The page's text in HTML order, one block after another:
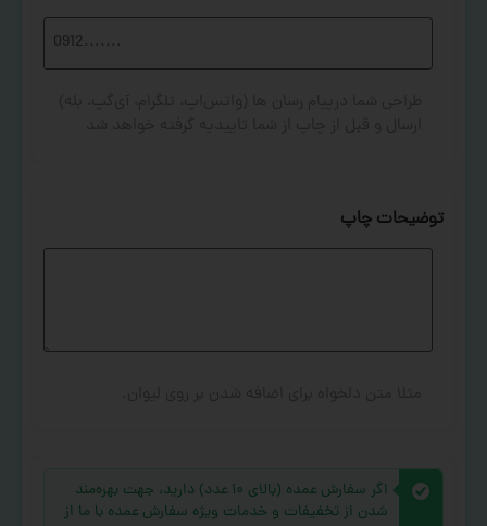
توضیحات چاپ
اگر سفارش عمده (بالای ۱۰ عدد) دارید، جهت بهره‌مند
شدن از تخفیفات و خدمات ویژه سفارش عمده با ما از